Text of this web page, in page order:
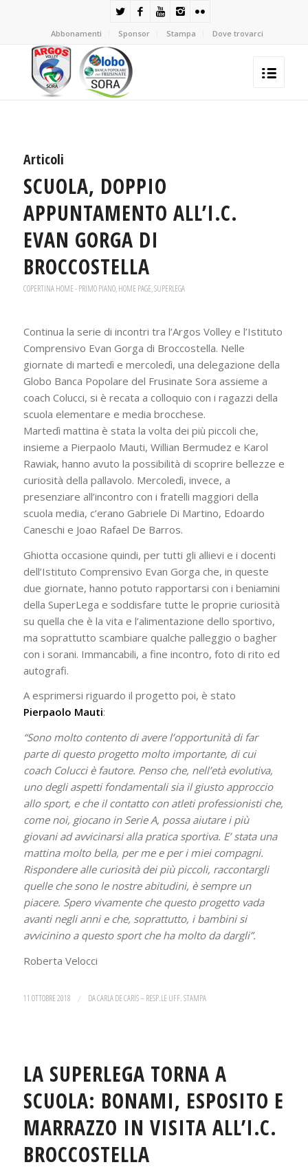
Abbonamenti Sponsor Stampa Dove trovarci
Articoli
SCUOLA, DOPPIO
APPUNTAMENTO ALL’I.C.
EVAN GORGA DI
BROCCOSTELLA
COPERTINA HOME - PRIMO PIANO,HOME PAGE,SUPERLEGA
Continua la serie di incontri tra l’Argos Volley e l’Istituto
Comprensivo Evan Gorga di Broccostella. Nelle
giornate di martedì e mercoledì, una delegazione della
Globo Banca Popolare del Frusinate Sora assieme a
coach Colucci, si è recata a colloquio con i ragazzi della
scuola elementare e media brocchese.
Martedì mattina è stata la volta dei più piccoli che,
insieme a Pierpaolo Mauti, Willian Bermudez e Karol
Rawiak, hanno avuto la possibilità di scoprire bellezze e
curiosità della pallavolo. Mercoledì, invece, a
presenziare all’incontro con i fratelli maggiori della
scuola media, c’erano Gabriele Di Martino, Edoardo
Caneschi e Joao Rafael De Barros.
Ghiotta occasione quindi, per tutti gli allievi e i docenti
dell’Istituto Comprensivo Evan Gorga che, in queste
due giornate, hanno potuto rapportarsi con i beniamini
della SuperLega e soddisfare tutte le proprie curiosità
su quella che è la vita e l’alimentazione dello sportivo,
ma soprattutto scambiare qualche palleggio o bagher
con i sorani. Immancabili, a fine incontro, foto di rito ed
autografi.
A esprimersi riguardo il progetto poi, è stato
Pierpaolo Mauti:
“Sono molto contento di avere l’opportunità di far
parte di questo progetto molto importante, di cui
coach Colucci è fautore. Penso che, nell’età evolutiva,
uno degli aspetti fondamentali sia il giusto approccio
allo sport, e che il contatto con atleti professionisti che,
come noi, giocano in Serie A, possa aiutare i più
giovani ad avvicinarsi alla pratica sportiva. E’ stata una
mattina molto bella, per me e per i miei compagni.
Rispondere alle curiosità dei più piccoli, raccontargli
quelle che sono le nostre abitudini, è sempre un
piacere. Spero vivamente che questo progetto vada
avanti negli anni e che, soprattutto, i bambini si
avvicinino a questo sport che ha molto da dargli”.
Roberta Velocci
11 OTTOBRE 2018 / DACARLA DE CARIS – RESP.LE UFF. STAMPA
LA SUPERLEGA TORNA A
SCUOLA: BONAMI, ESPOSITO E
MARRAZZO IN VISITA ALL’I.C.
BROCCOSTELLA